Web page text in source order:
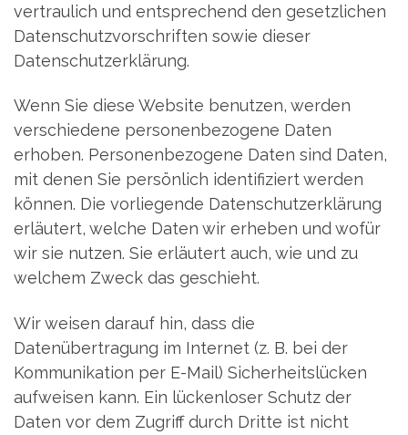
vertraulich und entsprechend den gesetzlichen
Datenschutzvorschriften sowie dieser
Datenschutzerklärung.
Wenn Sie diese Website benutzen, werden
verschiedene personenbezogene Daten
erhoben. Personenbezogene Daten sind Daten,
mit denen Sie persönlich identifiziert werden
können. Die vorliegende Datenschutzerklärung
erläutert, welche Daten wir erheben und wofür
wir sie nutzen. Sie erläutert auch, wie und zu
welchem Zweck das geschieht.
Wir weisen darauf hin, dass die
Datenübertragung im Internet (z. B. bei der
Kommunikation per E-Mail) Sicherheitslücken
aufweisen kann. Ein lückenloser Schutz der
Daten vor dem Zugriff durch Dritte ist nicht